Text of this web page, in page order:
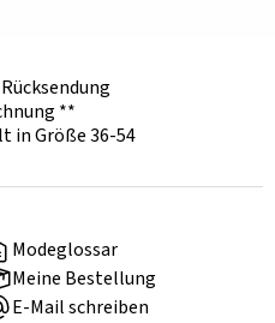
**
in Größe 36-54
Modeglossar
Meine Bestellung
E-Mail schreiben